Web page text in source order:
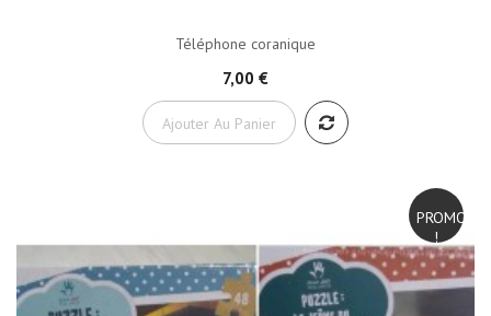
Téléphone coranique
7,00 €
Ajouter Au Panier
PROMO
!